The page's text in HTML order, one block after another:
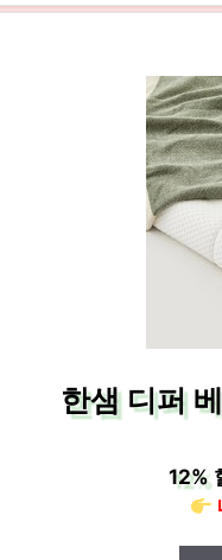
한샘 디퍼
12%